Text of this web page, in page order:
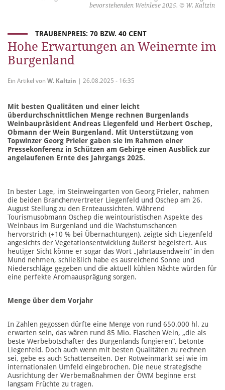
bevorstehenden Weinlese 2025. © W. Kaltzin
TRAUBENPREIS: 70 BZW. 40 CENT
Hohe Erwartungen an Weinernte im
Burgenland
Ein Artikel von W. Kaltzin | 26.08.2025 - 16:35
Mit besten Qualitäten und einer leicht
überdurchschnittlichen Menge rechnen Burgenlands
Weinbaupräsident Andreas Liegenfeld und Herbert Oschep,
Obmann der Wein Burgenland. Mit Unterstützung von
Topwinzer Georg Prieler gaben sie im Rahmen einer
Pressekonferenz in Schützen am Gebirge einen Ausblick zur
angelaufenen Ernte des Jahrgangs 2025.
In bester Lage, im Steinweingarten von Georg Prieler, nahmen
die beiden Branchenvertreter Liegenfeld und Oschep am 26.
August Stellung zu den Ernteaussichten. Während
Tourismusobmann Oschep die weintouristischen Aspekte des
Weinbaus im Burgenland und die Wachstumschancen
hervorstrich (+10 % bei Übernachtungen), zeigte sich Liegenfeld
angesichts der Vegetationsentwicklung äußerst begeistert. Aus
heutiger Sicht könne er sogar das Wort „Jahrtausendwein“ in den
Mund nehmen, schließlich habe es ausreichend Sonne und
Niederschläge gegeben und die aktuell kühlen Nächte würden für
eine perfekte Aromaausprägung sorgen.
Menge über dem Vorjahr
In Zahlen gegossen dürfte eine Menge von rund 650.000 hl. zu
erwarten sein, das wären rund 85 Mio. Flaschen Wein, „die als
beste Werbebotschafter des Burgenlands fungieren“, betonte
Liegenfeld. Doch auch wenn mit besten Qualitäten zu rechnen
sei, gebe es auch Schattenseiten. Der Rotweinmarkt sei wie im
internationalen Umfeld eingebrochen. Die neue strategische
Ausrichtung der Werbemaßnahmen der ÖWM beginne erst
langsam Früchte zu tragen.